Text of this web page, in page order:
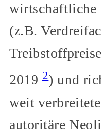
wirtschaftliche
(z.B.
20192) und
weit
autoritäre